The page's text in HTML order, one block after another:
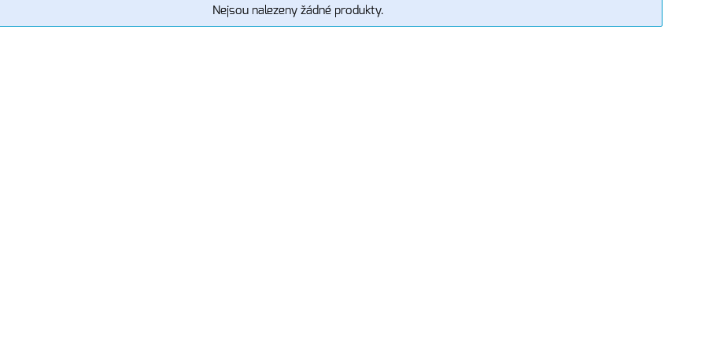
Nejsou nalezeny žádné produkty.